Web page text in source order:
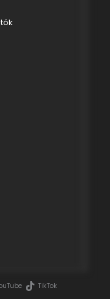
TikTok